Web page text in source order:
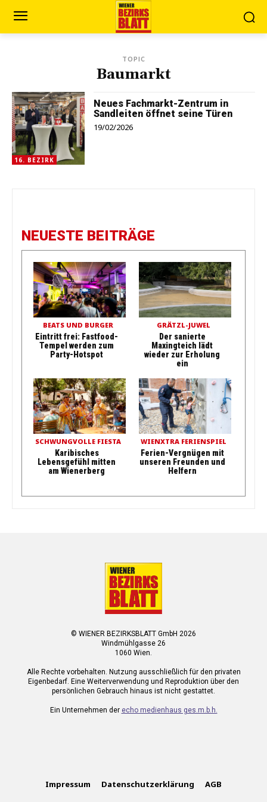
TOPIC
Baumarkt
16. BEZIRK
Neues Fachmarkt-Zentrum in
Sandleiten öffnet seine Türen
19/02/2026
NEUESTE BEITRÄGE
BEATS UND BURGER
Eintritt frei: Fastfood-
Tempel werden zum
Party-Hotspot
GRÄTZL-JUWEL
Der sanierte
Maxingteich lädt
wieder zur Erholung
ein
SCHWUNGVOLLE FIESTA
Karibisches
Lebensgefühl mitten
am Wienerberg
WIENXTRA FERIENSPIEL
Ferien-Vergnügen mit
unseren Freunden und
Helfern
© WIENER BEZIRKSBLATT GmbH 2026
Windmühlgasse 26
1060 Wien.
Alle Rechte vorbehalten. Nutzung ausschließlich für den privaten
Eigenbedarf. Eine Weiterverwendung und Reproduktion über den
persönlichen Gebrauch hinaus ist nicht gestattet.
Ein Unternehmen der echo medienhaus ges.m.b.h.
Impressum Datenschutzerklärung AGB